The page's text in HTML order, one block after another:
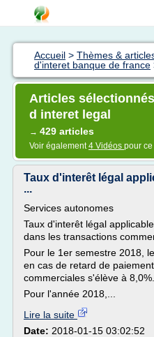
Accueil > Thèmes &
d'interet banque de france
Articles
d interet legal
→ 429 articles
Voir également4 Vidéos pour ce
Taux d'interêt légal
...
Services autonomes
Taux d'interêt légal
dans les transactions
Pour le 1er semestre 2018,
en cas de retard de
commerciales s'élève à 8,0%.
Pour l'année 2018,...
Lire la suite
Date: 2018-01-15 03:02:52